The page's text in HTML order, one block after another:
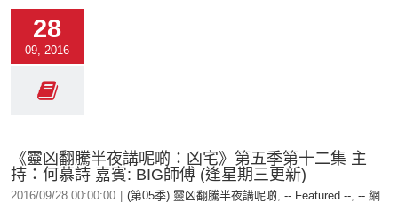
28
09, 2016
《靈凶翻騰半夜講呢啲：凶宅》第五季第十二集 主
持：何慕詩 嘉賓: BIG師傅 (逢星期三更新)
2016/09/28 00:00:00 (第05季) 靈凶翻騰半夜講呢啲, -- Featured --, -- 網